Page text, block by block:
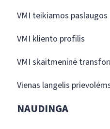
VMI teikiamos paslaugos
VMI kliento profilis
VMI skaitmeninė
Vienas langelis
NAUDINGA